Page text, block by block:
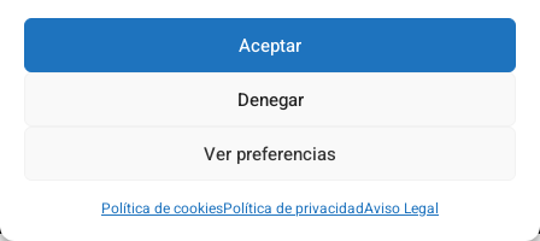
Aceptar
Denegar
Ver preferencias
Política de cookiesPolítica de privacidadAviso Legal
Desarrollado por: